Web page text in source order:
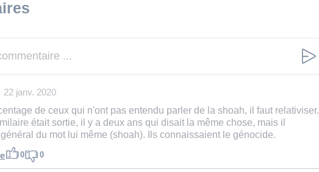
...
22 janv. 2020
de ceux qui n'ont pas entendu parler de la shoah, il faut relativiser.
était sortie, il y a deux ans qui disait la même chose, mais il
du mot lui même (shoah). Ils connaissaient le génocide.
0 0